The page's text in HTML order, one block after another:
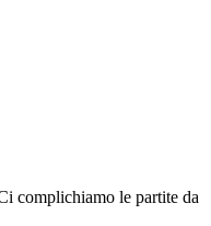
complichiamo le partite da